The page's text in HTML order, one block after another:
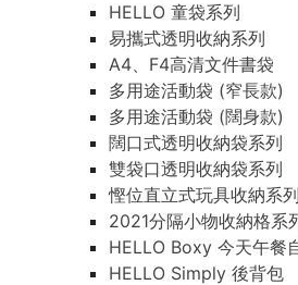
HELLO 童袋系列
易攜式透明收納系列
A4、F4高清文件書袋
多用途活動袋 (窄長款)
多用途活動袋 (闊身款)
闊口式透明收納袋系列
雙袋口透明收納袋系列
慳位直立式玩具收納系列
2021分隔小物收納格系
HELLO Boxy 今天午餐
HELLO Simply 後背包